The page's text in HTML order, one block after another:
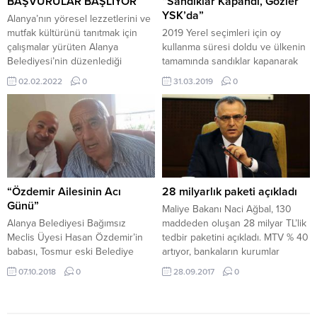
sıra Van, Erzurum, Erzincan, Kars,
Ardahan, Ağrı, Bayburt...
katıldılar. Ankara Etap Altıneli...
Alanya’nın yöresel lezzetlerini ve
mutfak kültürünü tanıtmak için
çalışmalar yürüten Alanya
Belediyesi’nin düzenlediği
Alanya’nın Yöresel Lezzeti S
Pasta Yarışması’nın başvuruları 7
Şubat 2022 tarihinde başlıyor.
Alanya Belediyesi Çevre Koruma
Kontrol Müdürlüğü tarafından
organize edilen S Pasta Yarışması
başvuruları 7 Şubat’ta başlayacak
ve 18 Şubat’ta sona erecek. Kendi
evinde yaptığı S...
02.02.2022 0
YSK’da”
2019 Yerel seçimleri için oy
kullanma süresi doldu ve ülkenin
tamamında sandıklar kapanarak
saat 17.00 itibariyle oy sayımına
başlandı. Ülke genelinde 194 bin
sandıkta 57 milyon vatandaşın oy
kullandığı seçimlerde doğu ve
güney doğuda bulunan 32 ilde
saat 16.00 da sandıklar
kapanırken, ülkenin batısında
bulunan diğer illerde saat 17.00
de...
31.03.2019 0
“Özdemir Ailesinin Acı
Günü”
Alanya Belediyesi Bağımsız
Meclis Üyesi Hasan Özdemir’in
babası, Tosmur eski Belediye
Başkanı Musa Özdemir’in kuzeni
Kerim Özdemir budamaya çalıştığı
07.10.2018 0
28 milyarlık paketi açıkladı
Maliye Bakanı Naci Ağbal, 130
maddeden oluşan 28 milyar TL’lik
tedbir paketini açıkladı. MTV % 40
artıyor, bankaların kurumlar
vergisi 2 puan yükseliyor. Gelirin
8 milyarı savunmaya ayrılacak
28.09.2017 0